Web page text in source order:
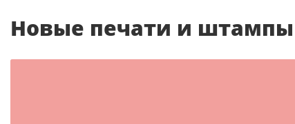
Новые печати и штампы